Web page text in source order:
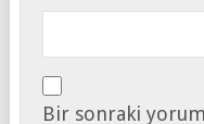
Bir sonraki